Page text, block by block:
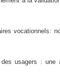
vocationnels:
usagers : une